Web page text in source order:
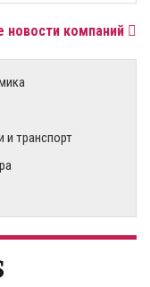
новости компаний
и транспорт